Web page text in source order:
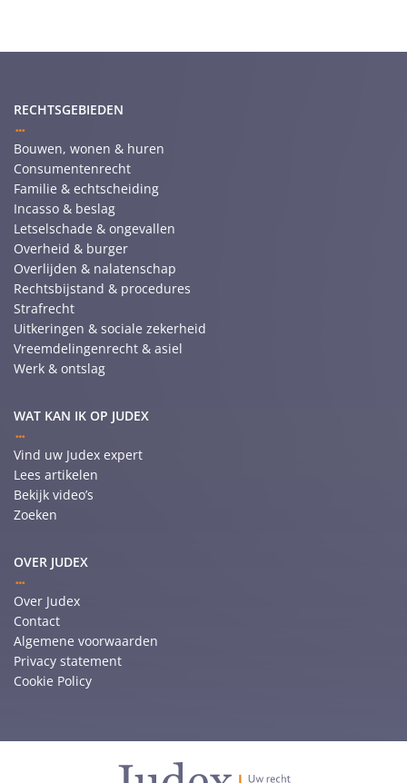
RECHTSGEBIEDEN
Bouwen, wonen & huren
Consumentenrecht
Familie & echtscheiding
Incasso & beslag
Letselschade & ongevallen
Overheid & burger
Overlijden & nalatenschap
Rechtsbijstand & procedures
Strafrecht
Uitkeringen & sociale zekerheid
Vreemdelingenrecht & asiel
Werk & ontslag
WAT KAN IK OP JUDEX
Vind uw Judex expert
Lees artikelen
Bekijk video’s
Zoeken
OVER JUDEX
Over Judex
Contact
Algemene voorwaarden
Privacy statement
Cookie Policy